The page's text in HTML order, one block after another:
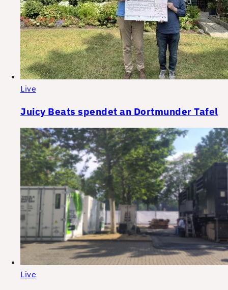
Live
Juicy Beats spendet an Dortmunder Tafel
Live